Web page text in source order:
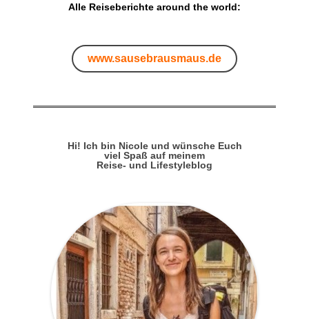
Alle Reiseberichte around the world:
www.sausebrausmaus.de
Hi! Ich bin Nicole und wünsche Euch
viel Spaß auf meinem
Reise- und Lifestyleblog